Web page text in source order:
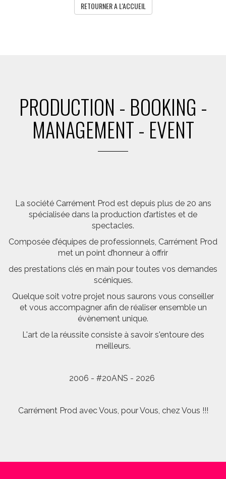
RETOURNER A L'ACCUEIL
PRODUCTION - BOOKING -
MANAGEMENT - EVENT
La société Carrément Prod est depuis plus de 20 ans
spécialisée dans la production d’artistes et de
spectacles.
Composée d’équipes de professionnels, Carrément Prod
met un point d’honneur à offrir
des prestations clés en main pour toutes vos demandes
scéniques.
Quelque soit votre projet nous saurons vous conseiller
et vous accompagner afin de réaliser ensemble un
évènement unique.
L'art de la réussite consiste à savoir s'entoure des
meilleurs.
2006 - #20ANS - 2026
Carrément Prod avec Vous, pour Vous, chez Vous !!!